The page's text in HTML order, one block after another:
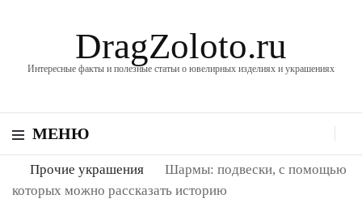
DragZoloto.ru
Интересные факты и полезные статьи о ювелирных изделиях и украшениях
МЕНЮ
Прочие украшения
Шармы: подвески, с помощью
которых можно рассказать историю